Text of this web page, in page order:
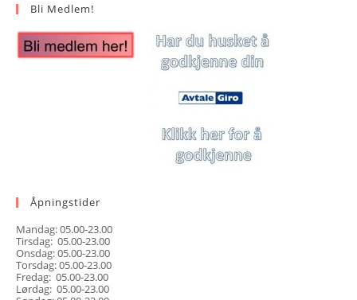
Bli Medlem!
Åpningstider
Mandag: 05.00-23.00
Tirsdag: 05.00-23.00
Onsdag: 05.00-23.00
Torsdag: 05.00-23.00
Fredag: 05.00-23.00
Lørdag: 05.00-23.00